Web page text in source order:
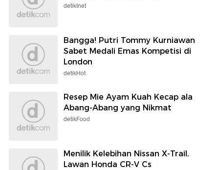
detikInet
Bangga! Putri Tommy Kurniawan
Sabet Medali Emas Kompetisi di
London
detikHot
Resep Mie Ayam Kuah Kecap ala
Abang-Abang yang Nikmat
detikFood
Menilik Kelebihan Nissan X-Trail,
Lawan Honda CR-V Cs